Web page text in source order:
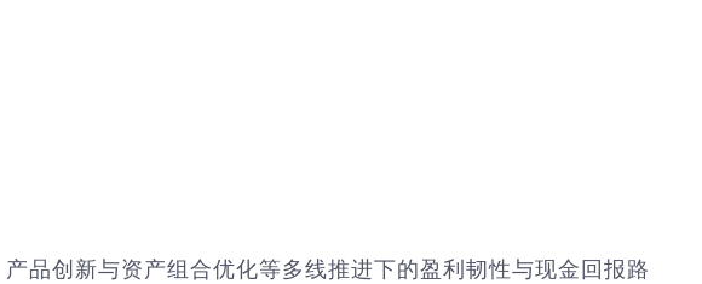
品创新与资产组合优化等多线推进下的盈利韧性与现金回报路